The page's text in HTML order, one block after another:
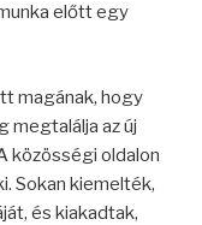
előtt egy
magának, hogy
megtalálja az új
közösségi oldalon
Sokan kiemelték,
és kiakadtak,